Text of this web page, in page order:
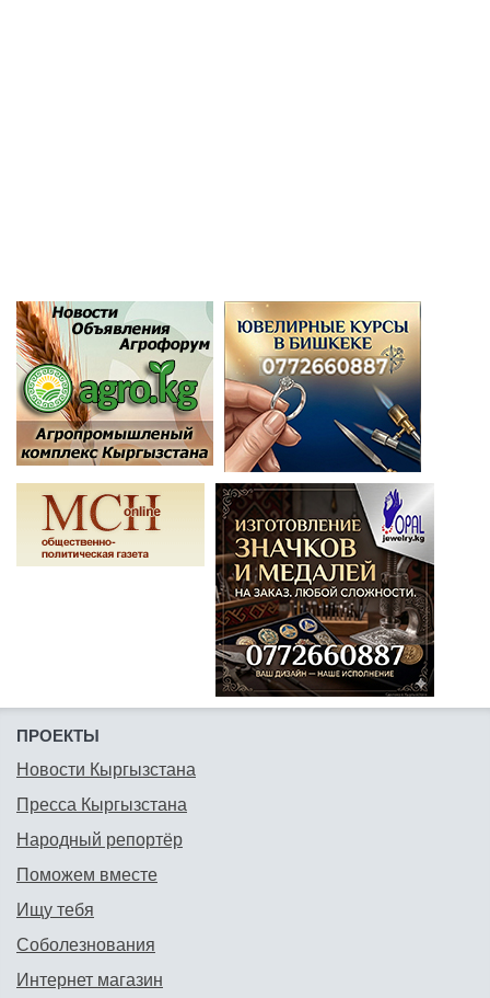
ПРОЕКТЫ
Новости Кыргызстана
Пресса Кыргызстана
Народный репортёр
Поможем вместе
Ищу тебя
Соболезнования
Интернет магазин